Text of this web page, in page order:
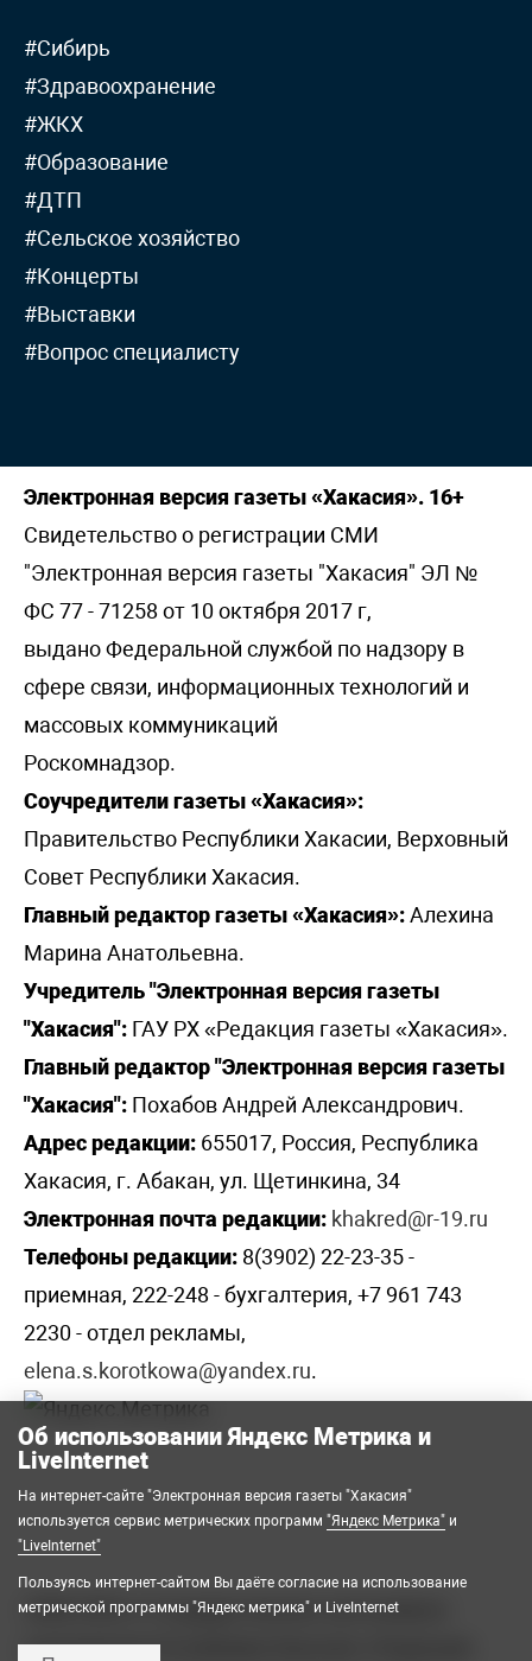
#Сибирь
#Здравоохранение
#ЖКХ
#Образование
#ДТП
#Сельское хозяйство
#Концерты
#Выставки
#Вопрос специалисту
Электронная версия газеты «Хакасия». 16+
Свидетельство о регистрации СМИ
"Электронная версия газеты "Хакасия" ЭЛ №
ФС 77 - 71258 от 10 октября 2017 г,
выдано Федеральной службой по надзору в
сфере связи, информационных технологий и
массовых коммуникаций
Роскомнадзор.
Соучредители газеты «Хакасия»:
Правительство Республики Хакасии, Верховный
Совет Республики Хакасия.
Главный редактор газеты «Хакасия»:Алехина
Марина Анатольевна.
Учредитель "Электронная версия газеты
"Хакасия": ГАУ РХ «Редакция газеты «Хакасия».
Главный редактор "Электронная версия газеты
"Хакасия": Похабов Андрей Александрович.
Адрес редакции: 655017, Россия, Республика
Хакасия, г. Абакан, ул. Щетинкина, 34
Электронная почта редакции: khakred@r-19.ru
Телефоны редакции: 8(3902) 22-23-35 -
приемная, 222-248 - бухгалтерия, +7 961 743
2230 - отдел рекламы,
elena.s.korotkowa@yandex.ru.
2008-2026 © Государственное автономное
учреждение Республики Хакасия «Редакция
Об использовании Яндекс Метрика и
LiveInternet
На интернет-сайте "Электронная версия газеты "Хакасия"
используется сервис метрических программ "Яндекс Метрика" и
"LiveInternet"
Пользуясь интернет-сайтом Вы даёте согласие на использование
метрической программы "Яндекс метрика" и LiveInternet